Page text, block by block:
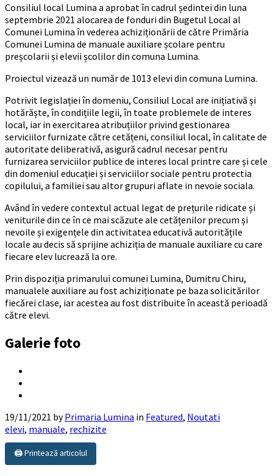
Consiliul local Lumina a aprobat în cadrul ședintei din luna
septembrie 2021 alocarea de fonduri din Bugetul Local al
Comunei Lumina în vederea achiziționării de către Primăria
Comunei Lumina de manuale auxiliare școlare pentru
preșcolarii și elevii școlilor din comuna Lumina.
Proiectul vizează un număr de 1013 elevi din comuna Lumina.
Potrivit legislației în domeniu, Consiliul Local are inițiativă și
hotărăște, în condițiile legii, în toate problemele de interes
local, iar in exercitarea atribuțiilor privind gestionarea
serviciilor furnizate către cetățeni, consiliul local, în calitate de
autoritate deliberativă, asigură cadrul necesar pentru
furnizarea serviciilor publice de interes local printre care și cele
din domeniul educației și serviciilor sociale pentru protectia
copilului, a familiei sau altor grupuri aflate in nevoie sociala.
Având în vedere contextul actual legat de prețurile ridicate și
veniturile din ce în ce mai scăzute ale cetățenilor precum și
nevoile și exigențele din activitatea educativă autoritățile
locale au decis să sprijine achiziția de manuale auxiliare cu care
fiecare elev lucrează la ore.
Prin dispoziția primarului comunei Lumina, Dumitru Chiru,
manualele auxiliare au fost achiziționate pe baza solicitărilor
fiecărei clase, iar acestea au fost distribuite în această perioadă
către elevi.
Galerie foto
19/11/2021 byPrimaria Lumina in Featured, Noutati
elevi, manuale, rechizite
🖨️ Printează articolul